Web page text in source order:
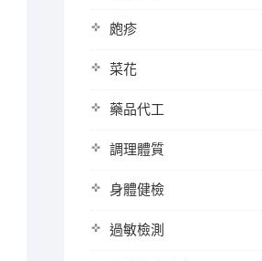
皰疹
菜花
藥品代工
調理體質
身體健檢
過敏檢測